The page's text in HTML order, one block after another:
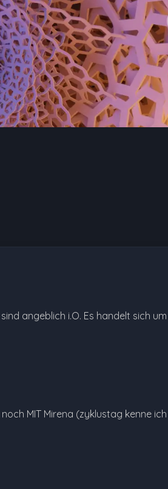
angeblich i.O. Es handelt sich
MIT Mirena (zyklustag kenne